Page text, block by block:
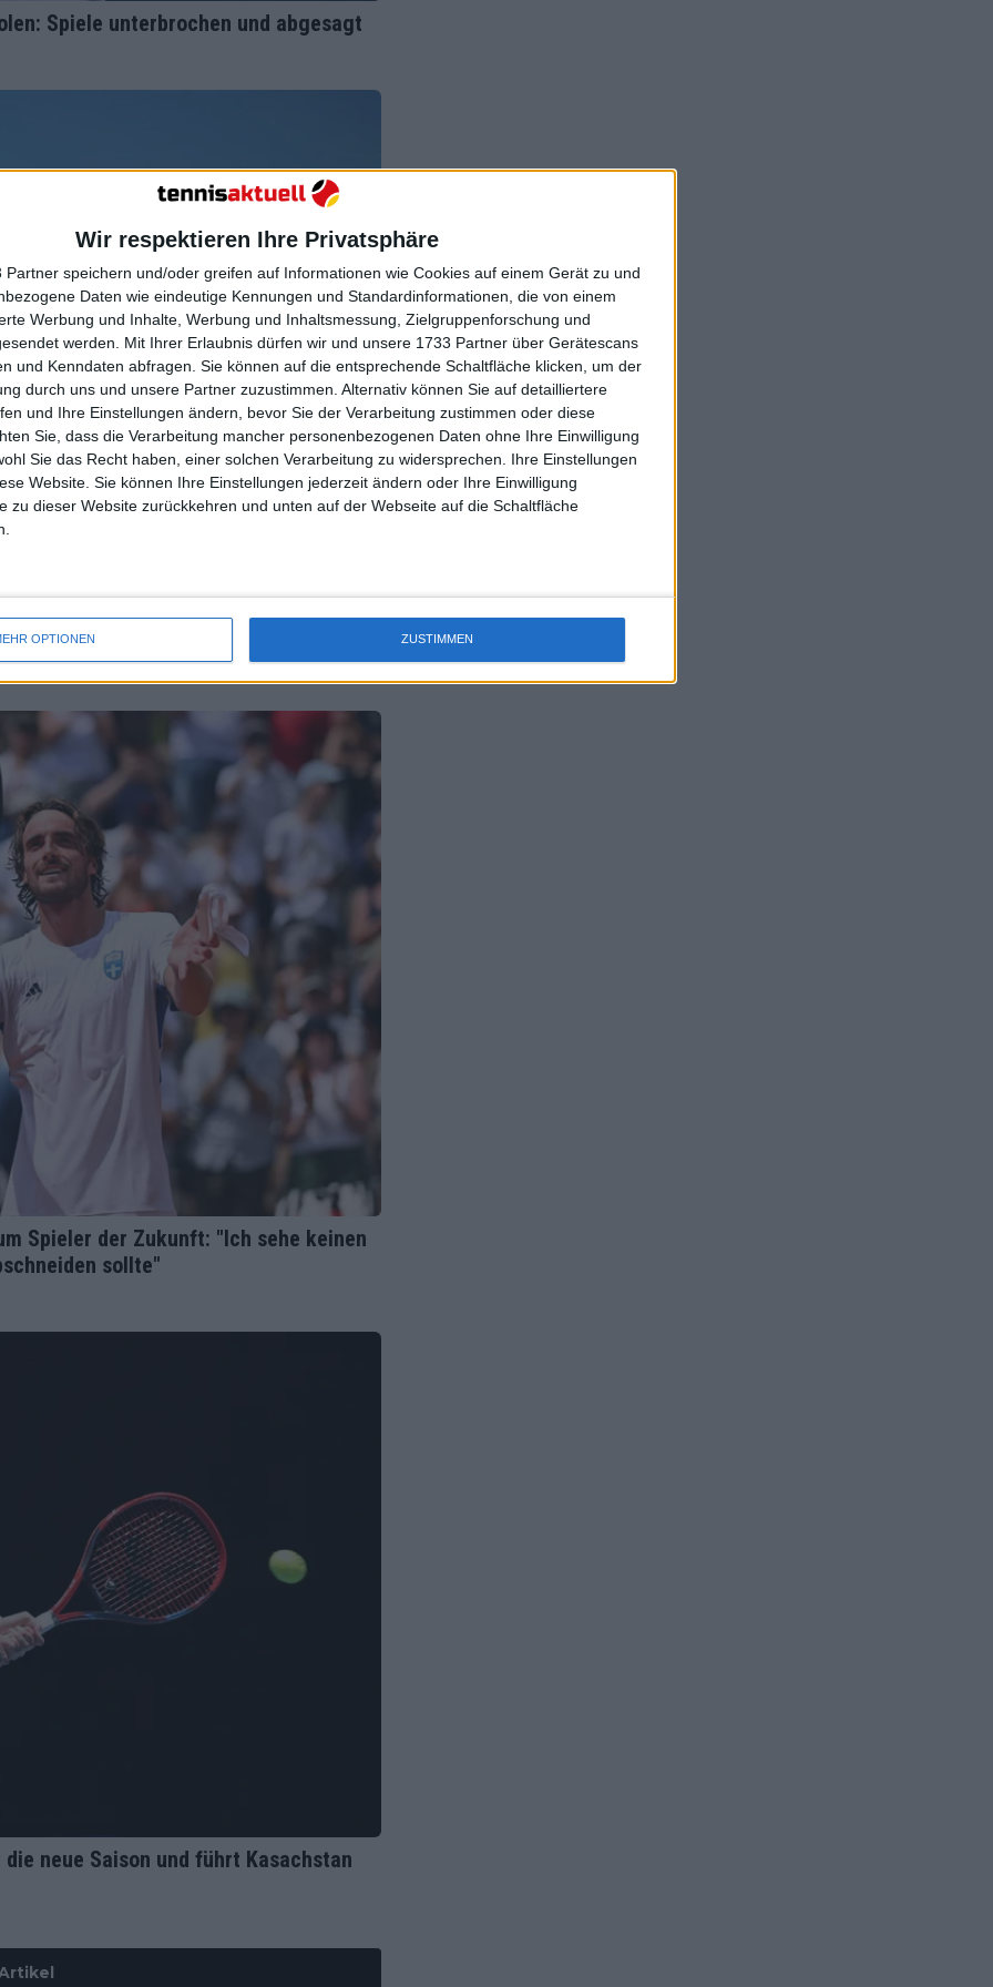
Wir respektieren Ihre Privatsphäre
Partner speichern und/oder greifen auf Informationen wie Cookies auf einem Gerät zu und
Daten wie eindeutige Kennungen und Standardinformationen, die von einem
Werbung und Inhalte, Werbung und Inhaltsmessung, Zielgruppenforschung und
werden.
Mit Ihrer Erlaubnis dürfen wir und unsere 1733 Partner über Gerätescans
und Kenndaten abfragen. Sie können auf die entsprechende Schaltfläche klicken, um der
durch uns und unsere Partner zuzustimmen. Alternativ können Sie auf detailliertere
und Ihre Einstellungen ändern, bevor Sie der Verarbeitung zustimmen oder diese
Sie, dass die Verarbeitung mancher personenbezogenen Daten ohne Ihre Einwilligung
Sie das Recht haben, einer solchen Verarbeitung zu widersprechen. Ihre Einstellungen
Website. Sie können Ihre Einstellungen jederzeit ändern oder Ihre Einwilligung
zu dieser Website zurückkehren und unten auf der Webseite auf die Schaltfläche
OPTIONEN ZUSTIMMEN
Spiele unterbrochen und abgesagt
zum grandiosen Triumph: Maria
Niederlage gegen Spanien
Spieler der Zukunft: "Ich sehe keinen
sollte"
neue Saison und führt Kasachstan